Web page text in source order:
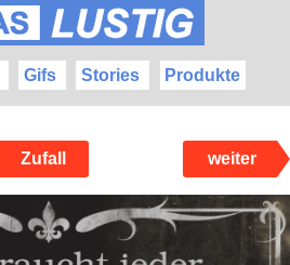
Gifs Stories Produkte
Zufall weiter